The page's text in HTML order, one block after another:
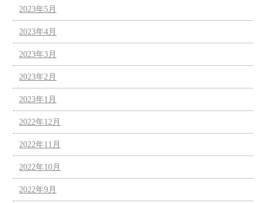
2023年5月
2023年4月
2023年3月
2023年2月
2023年1月
2022年12月
2022年11月
2022年10月
2022年9月